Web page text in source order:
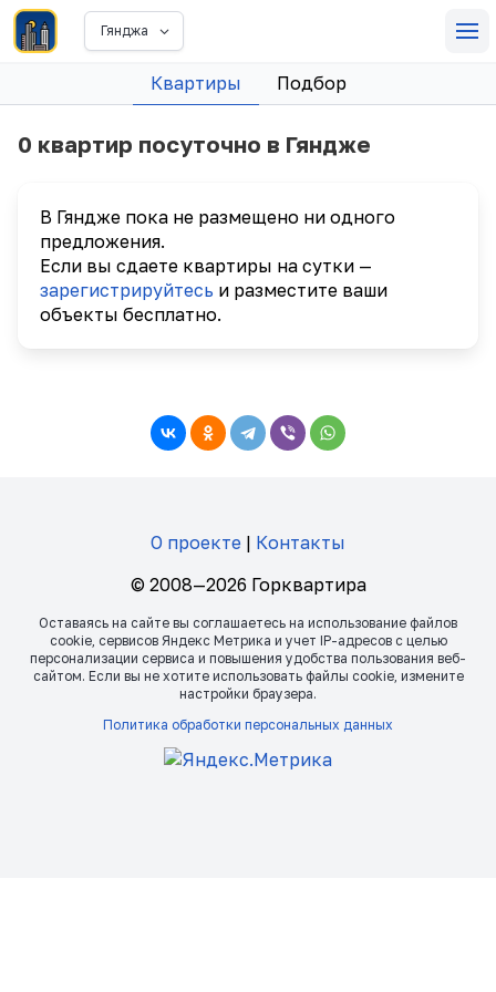
Гянджа
Квартиры Подбор
0 квартир посуточно в Гяндже
В Гяндже пока не размещено ни одного
предложения.
Если вы сдаете квартиры на сутки —
зарегистрируйтесь и разместите ваши
объекты бесплатно.
О проекте | Контакты
© 2008—2026 Горквартира
Оставаясь на сайте вы соглашаетесь на использование файлов
сookie, сервисов Яндекс Метрика и учет IP-адресов с целью
персонализации сервиса и повышения удобства пользования веб-
сайтом. Если вы не хотите использовать файлы сookie, измените
настройки браузера.
Политика обработки персональных данных